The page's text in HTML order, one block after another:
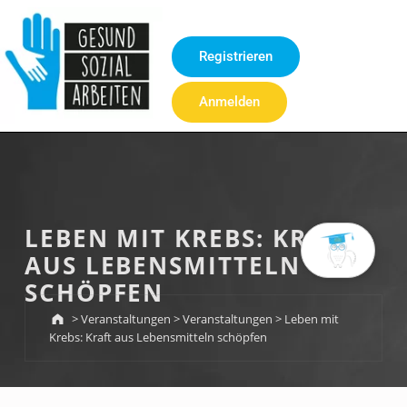
springen
Registrieren
Anmelden
LEBEN MIT KREBS: KRAFT
AUS LEBENSMITTELN
SCHÖPFEN
>Veranstaltungen >Veranstaltungen > Leben mit
Krebs: Kraft aus Lebensmitteln schöpfen